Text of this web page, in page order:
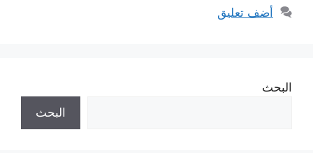
أضف تعليق
البحث
البحث